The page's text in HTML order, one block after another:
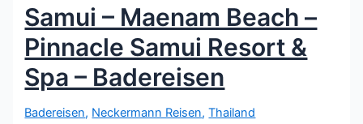
Samui – Maenam Beach –
Pinnacle Samui Resort &
Spa – Badereisen
Badereisen, Neckermann Reisen,Thailand